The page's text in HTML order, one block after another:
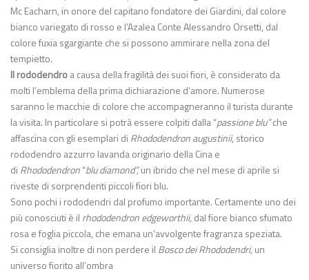
Mc Eacharn, in onore del capitano fondatore dei Giardini, dal colore
bianco variegato di rosso e l’Azalea Conte Alessandro Orsetti, dal
colore fuxia sgargiante che si possono ammirare nella zona del
tempietto.
Il rododendroa causa della fragilità dei suoi fiori, è considerato da
molti l’emblema della prima dichiarazione d’amore. Numerose
saranno le macchie di colore che accompagneranno il turista durante
la visita. In particolare si potrà essere colpiti dalla “passione blu”che
affascina con gli esemplari di Rhododendron augustinii, storico
rododendro azzurro lavanda originario della Cina e
di Rhododendron“blu diamond”,un ibrido che nel mese di aprile si
riveste di sorprendenti piccoli fiori blu.
Sono pochi i rododendri dal profumo importante. Certamente uno dei
più conosciuti è il rhododendron edgeworthii,dal fiore bianco sfumato
rosa e foglia piccola, che emana un’avvolgente fragranza speziata.
Si consiglia inoltre di non perdere il Bosco dei Rhododendri,un
universo fiorito all’ombra